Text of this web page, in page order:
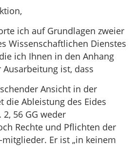
ich auf Grundlagen zweier
Wissenschaftlichen Dienstes
ich Ihnen in den Anhang
Ausarbeitung ist, dass
Ansicht in der
die Ableistung des Eides
56 GG weder
Rechte und Pflichten der
Er ist „in keinem